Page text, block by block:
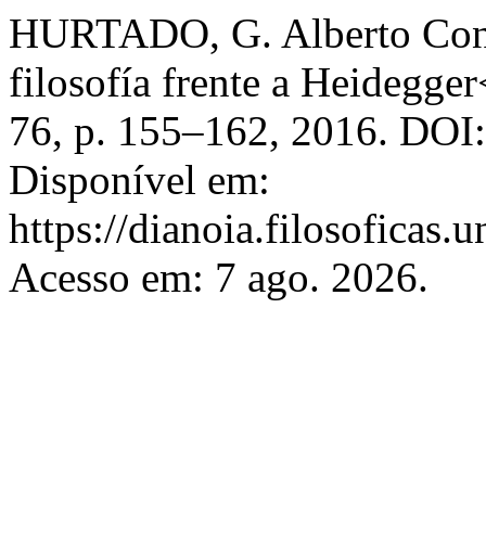
HURTADO, G. Alberto
filosofía frente a
76, p. 155–162, 2016.
Disponível em:
https://
Acesso em: 7 ago. 2026.